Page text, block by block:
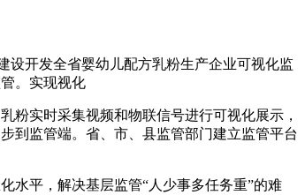
设开发全省婴幼儿配方乳粉生产企业可视化监
。实现视化
粉实时采集视频和物联信号进行可视化展示，
到监管端。省、市、县监管部门建立监管平台
水平，解决基层监管“人少事多任务重”的难